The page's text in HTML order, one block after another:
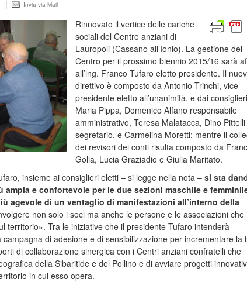
Invia via Mail
Rinnovato il vertice delle cariche
sociali del Centro anziani di
Lauropoli (Cassano all’Ionio). La gestione del
Centro per il prossimo biennio 2015/16 sarà
all’ing. Franco Tufaro eletto presidente. Il
direttivo è composto da Antonio Trinchi, vice
presidente eletto all’unanimità, e dai consiglieri
Maria Pippa, Domenico Alfano responsabile
amministrativo, Teresa Malatacca, Dino Pittelli
segretario, e Carmelina Moretti; mentre il
dei revisori dei conti risulta composto da
Golia, Lucia Graziadio e Giulia Maritato.
insieme ai consiglieri eletti – si legge nella nota – si sta
ampia e confortevole per le due sezioni maschile e
agevole di un ventaglio di manifestazioni all’interno della
non solo i soci ma anche le persone e le associazioni che
territorio». Tra le iniziative che il presidente Tufaro intenderà
di adesione e di sensibilizzazione per incrementare la
di collaborazione sinergica con i Centri anziani confratelli che
della Sibaritide e del Pollino e di avviare progetti
in cui esso opera.